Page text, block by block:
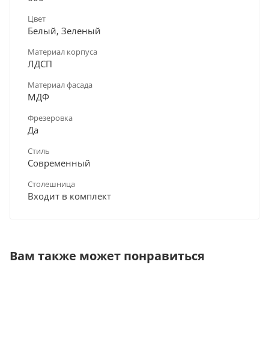
Цвет
Белый, Зеленый
Материал корпуса
ЛДСП
Материал фасада
МДФ
Фрезеровка
Да
Стиль
Современный
Столешница
Входит в комплект
Вам также может понравиться